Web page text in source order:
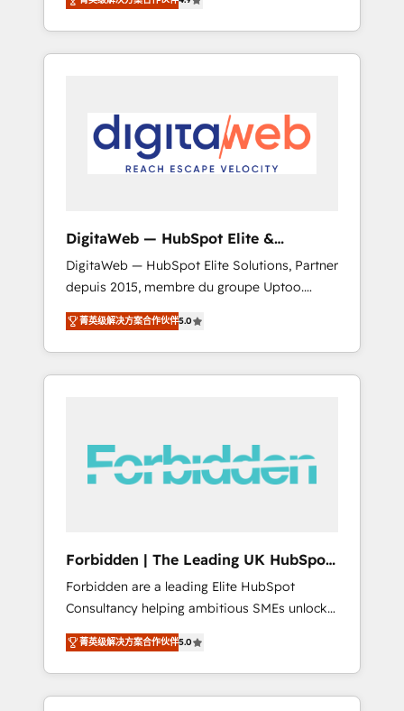
industries. With 150+ HubSpot-certified
experts, we deliver scalable solutions to
complex GTM and RevOps challenges. Our
smooth setup tailored to your GTM motion.
🔹 Migrations: Move from other CRMs to
HubSpot without data loss or downtime. 🔹
stack for better adoption. 🔹 Custom
Solutions: Build tailored apps, workflows, and
configurations. We are SOC 2 Type II and ISO
27001 certified, reinforcing our commitment
to data security and compliance. At
OneMetric, we help revenue teams focus on
the OneMetric that matters most: revenue.
DigitaWeb — HubSpot Elite &
Intégrations ERP
DigitaWeb — HubSpot Elite Solutions, Partner
depuis 2015, membre du groupe Uptoo.
Nous aidons les ETI et PME B2B à unifier
Marketing, Ventes et Service sur HubSpot
grâce à la Revenue Architecture : alignement
des équipes, pipeline prévisible, croissance
Shopify, Oneflow. 💻 Développements
custom : CRM UI Extensions (React),
B2B, Immobilier, Viticulture, Finance. 🚀 Nos
livrables : migration sécurisée,
implémentation Marketing + Sales + Service
Hub, synchronisation ERP ↔ HubSpot temps
réel, formation équipes. 🏆 +350 projets
livrés. Accrédités HubSpot CRM
Implementation, Data Migration & Custom
菁英级解决方案合作伙伴5.0
Forbidden | The Leading UK HubSpot
Consultancy
Forbidden are a leading Elite HubSpot
Consultancy helping ambitious SMEs unlock
the full potential of HubSpot. Too many
businesses invest in HubSpot but never see
the ROI they expected due to poor adoption,
messy data, and disconnected teams getting
菁英级解决方案合作伙伴5.0